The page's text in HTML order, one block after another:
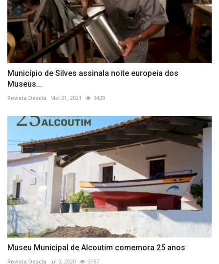
Município de Silves assinala noite europeia dos
Museus...
Revista Descla Mai 21, 2021 3429
Museu Municipal de Alcoutim comemora 25 anos
Revista Descla Jul 3, 2020 3787